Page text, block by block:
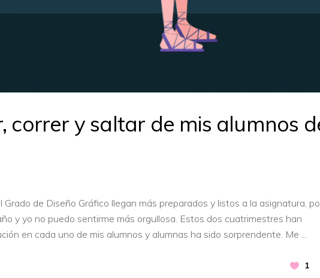
correr y saltar de mis alumnos
de Diseño Gráfico llegan más preparados y listos a la asignatura,
y yo no puedo sentirme más orgullosa. Estos dos cuatrimestres han
en cada uno de mis alumnos y alumnas ha sido sorprendente. Me
1